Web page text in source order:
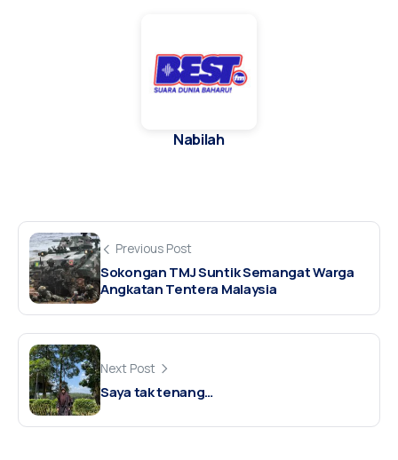
Nabilah
Previous Post
Sokongan TMJ Suntik Semangat Warga
Angkatan Tentera Malaysia
Next Post
Saya tak tenang…